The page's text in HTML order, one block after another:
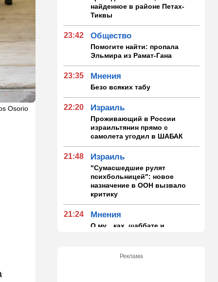
Osorio
найденное в районе Петах-
Тиквы
23:42 Общество
Помогите найти: пропала
Эльмира из Рамат-Гана
23:35 Мнения
Безо всяких табу
22:20 Израиль
Проживающий в России
израильтянин прямо с
самолета угодил в ШАБАК
21:48 Израиль
"Сумасшедшие рулят
психбольницей": новое
назначение в ООН вызвало
критику
21:24 Мнения
О му…ках, шаббате и
ИзраильРеклама